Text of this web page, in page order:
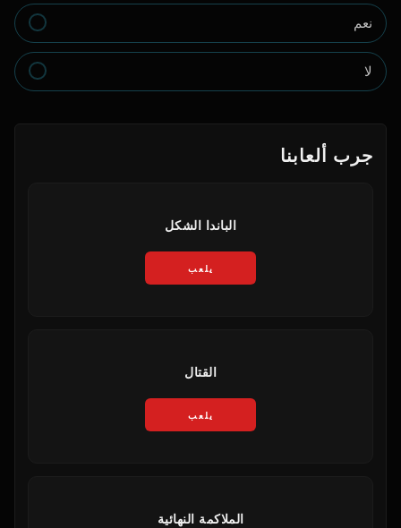
نعم
لا
جرب ألعابنا
الباندا الشكل
يلعب
القتال
يلعب
الملاكمة النهائية